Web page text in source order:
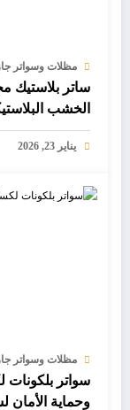
مظلات وسواتر
ساتر بلاستيك
الخشب
يناير 23, 2026
مظلات وسواتر
سواتر بلكونات
وحماية الأمان